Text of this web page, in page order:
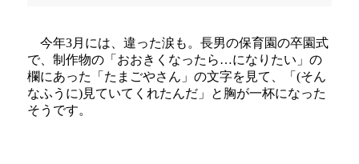
今年3月には、違った涙も。長男の保育園の卒園式
で、制作物の「おおきくなったら…になりたい」の
欄にあった「たまごやさん」の文字を見て、「(そん
なふうに)見ていてくれたんだ」と胸が一杯になった
そうです。